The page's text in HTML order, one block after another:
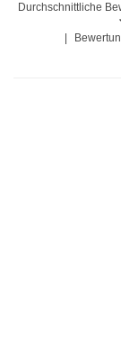
Durchschnittliche